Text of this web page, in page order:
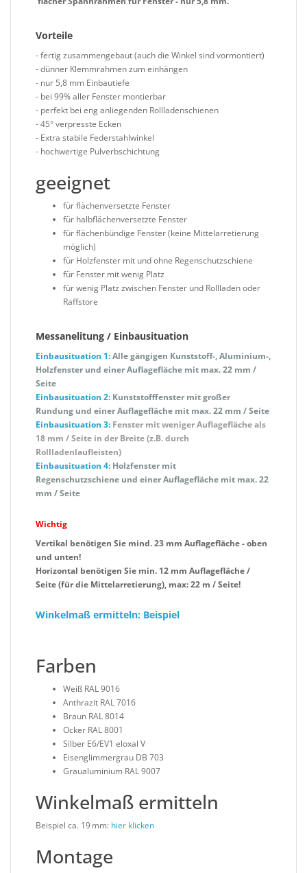
Vorteile
- fertig zusammengebaut (auch die Winkel sind vormontiert)
- dünner Klemmrahmen zum einhängen
- nur 5,8 mm Einbautiefe
- bei 99% aller Fenster montierbar
- perfekt bei eng anliegenden Rollladenschienen
- 45° verpresste Ecken
- Extra stabile Federstahlwinkel
- hochwertige Pulverbschichtung
geeignet
für flächenversetzte Fenster
für halbflächenversetzte Fenster
für flächenbündige Fenster (keine Mittelarretierung
möglich)
für Holzfenster mit und ohne Regenschutzschiene
für Fenster mit wenig Platz
für wenig Platz zwischen Fenster und Rollladen oder
Raffstore
Messanelitung / Einbausituation
Einbausituation 1:Alle gängigen Kunststoff-, Aluminium-,
Holzfenster und einer Auflagefläche mit max. 22 mm /
Seite
Einbausituation 2: Kunststofffenster mit großer
Rundung und einer Auflagefläche mit max. 22 mm / Seite
Einbausituation 3: Fenster mit weniger Auflagefläche als
18 mm / Seite in der Breite (z.B. durch
Rollladenlaufleisten)
Einbausituation 4: Holzfenster mit
Regenschutzschiene und einer Auflagefläche mit max. 22
mm / Seite
Wichtig
Vertikal benötigen Sie mind. 23 mm Auflagefläche - oben
und unten!
Horizontal benötigen Sie min. 12 mm Auflagefläche /
Seite (für die Mittelarretierung), max: 22 m / Seite!
Winkelmaß ermitteln: Beispiel
Farben
Weiß RAL 9016
Anthrazit RAL 7016
Braun RAL 8014
Ocker RAL 8001
Silber E6/EV1 eloxal V
Eisenglimmergrau DB 703
Graualuminium RAL 9007
Winkelmaß ermitteln
Beispiel ca. 19 mm: hier klicken
Montage